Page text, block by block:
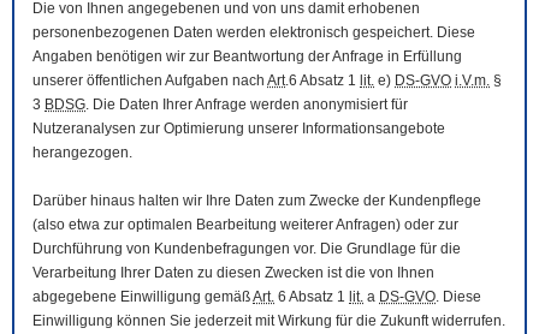
Die von Ihnen angegebenen und von uns damit erhobenen
personenbezogenen Daten werden elektronisch gespeichert. Diese
Angaben benötigen wir zur Beantwortung der Anfrage in Erfüllung
unserer öffentlichen Aufgaben nach Art.6 Absatz 1 lit. e) DS-GVO i.V.m. §
3 BDSG. Die Daten Ihrer Anfrage werden anonymisiert für
Nutzeranalysen zur Optimierung unserer Informationsangebote
herangezogen.
Darüber hinaus halten wir Ihre Daten zum Zwecke der Kundenpflege
(also etwa zur optimalen Bearbeitung weiterer Anfragen) oder zur
Durchführung von Kundenbefragungen vor. Die Grundlage für die
Verarbeitung Ihrer Daten zu diesen Zwecken ist die von Ihnen
abgegebene Einwilligung gemäßArt. 6 Absatz 1 lit. a DS-GVO. Diese
Einwilligung können Sie jederzeit mit Wirkung für die Zukunft widerrufen.